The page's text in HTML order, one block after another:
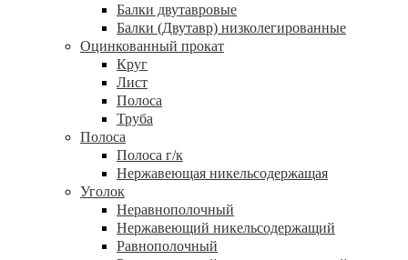
Балки двутавровые
Балки (Двутавр) низколегированные
Оцинкованный прокат
Круг
Лист
Полоса
Труба
Полоса
Полоса г/к
Нержавеющая никельсодержащая
Уголок
Неравнополочный
Нержавеющий никельсодержащий
Равнополочный